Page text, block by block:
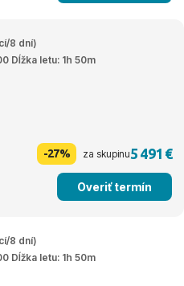
8 dní)
Dĺžka letu: 1h 50m
-27% za skupinu5 491 €
Overiť termín
8 dní)
Dĺžka letu: 1h 50m